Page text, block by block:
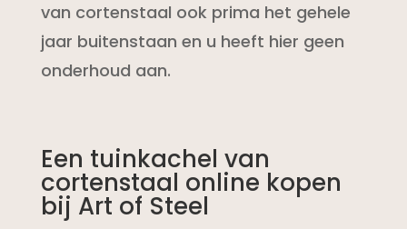
van cortenstaal ook prima het gehele
jaar buitenstaan en u heeft hier geen
onderhoud aan.
Een tuinkachel van
cortenstaal online kopen
bij Art of Steel